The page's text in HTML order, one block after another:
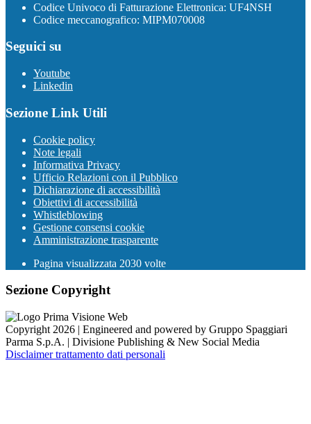
Codice Univoco di Fatturazione Elettronica: UF4NSH
Codice meccanografico: MIPM070008
Seguici su
Youtube
Linkedin
Sezione Link Utili
Cookie policy
Note legali
Informativa Privacy
Ufficio Relazioni con il Pubblico
Dichiarazione di accessibilità
Obiettivi di accessibilità
Whistleblowing
Gestione consensi cookie
Amministrazione trasparente
Pagina visualizzata 2030 volte
Sezione Copyright
Copyright 2026 | Engineered and powered by Gruppo Spaggiari
Parma S.p.A. | Divisione Publishing & New Social Media
Disclaimer trattamento dati personali